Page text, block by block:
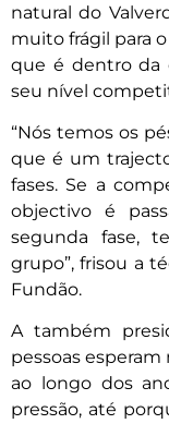
natural do
muito frágil para
que é dentro da
seu nível
“Nós temos os
que é um
fases. Se a
objectivo é
segunda fase,
grupo”, frisou a
Fundão.
A também
pessoas
ao longo dos
pressão, até